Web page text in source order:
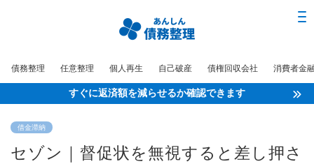
債務整理 任意整理 個人再生 自己破産 債権回収会社 消費者金
すぐに返済額を減らせるか確認できます
借金滞納
セゾン｜督促状を無視すると差し押さ